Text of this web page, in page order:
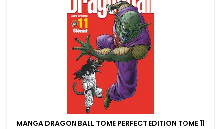
MANGA DRAGON BALL TOME PERFECT EDITION TOME 11